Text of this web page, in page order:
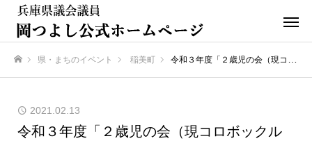
県・まちのイベント 稲美町 令和３年度「２歳児の会（現コロボックルの会）」 「３歳児の会（現幼児のつどい）」について
2021.02.13
令和３年度「２歳児の会（現コロボックル